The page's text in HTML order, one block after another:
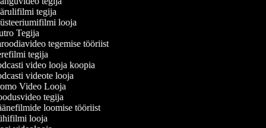
tegija
looja
Tegija
tegemise tööriist
tegija
video looja koopia
videote looja
Video Looja
tegija
loomise tööriist
looja